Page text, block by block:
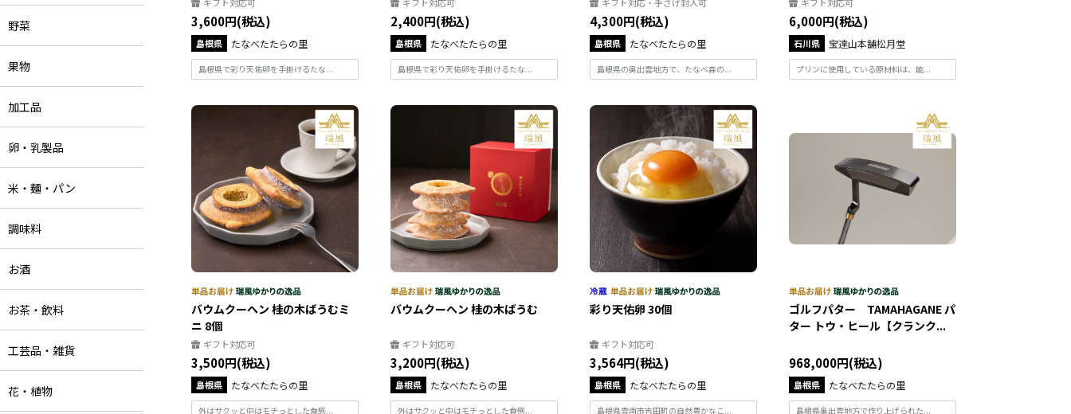
野菜
果物
加工品
卵・乳製品
米・麺・パン
調味料
お酒
お茶・飲料
工芸品・雑貨
花・植物
3,600円(税込)
島根県 たなべたたらの里
島根県で彩り天佑卵を手掛けるたな...
2,400円(税込)
島根県 たなべたたらの里
島根県で彩り天佑卵を手掛けるたな...
4,300円(税込)
島根県 たなべたたらの里
島根県の奥出雲地方で、たなべ森の...
6,000円(税込)
石川県 宝達山本舗松月堂
プリンに使用している原材料は、能...
バウムクーヘン 桂の木ばうむミ
ニ 8個
ギフト対応可
3,500円(税込)
島根県 たなべたたらの里
外はサクッと中はモチっとした食感...
バウムクーヘン 桂の木ばうむ
ギフト対応可
3,200円(税込)
島根県 たなべたたらの里
外はサクッと中はモチっとした食感...
彩り天佑卵 30個
ギフト対応可
3,564円(税込)
島根県 たなべたたらの里
島根県雲南市吉田町の自然豊かなこ...
ゴルフパター TAMAHAGANE パ
ター トウ・ヒール【クランク...
968,000円(税込)
島根県 たなべたたらの里
島根県奥出雲地方で作り上げられた...